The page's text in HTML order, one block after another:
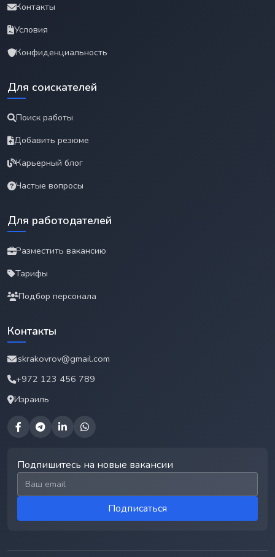
Контакты
Условия
Конфиденциальность
Для соискателей
Поиск работы
Добавить резюме
Карьерный блог
Частые вопросы
Для работодателей
Разместить вакансию
Тарифы
Подбор персонала
Контакты
iskrakovrov@gmail.com
+972 123 456 789
Израиль
Подпишитесь на новые вакансии
Email для подписки
Подписаться